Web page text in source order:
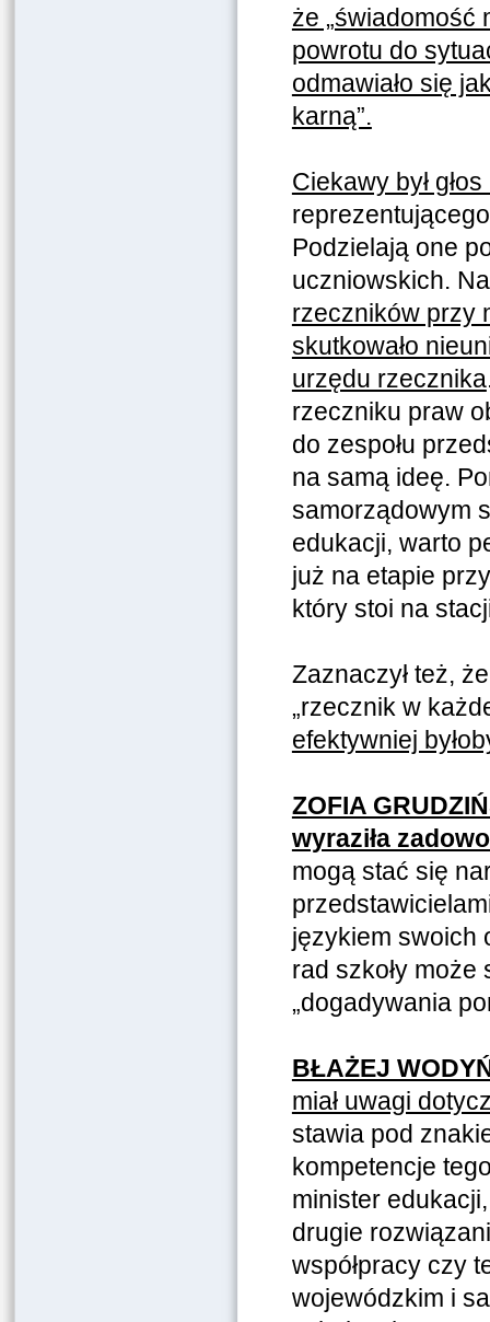
że „świadomość
powrotu do
odmawiało się
karną”.
Ciekawy był głos
Podzielają one
uczniowskich.
rzeczników przy
skutkowało
urzędu rzecznika
rzeczniku praw
do zespołu
na samą ideę.
samorządowym
edukacji, warto
już na etapie
który stoi na
Zaznaczył też,
„rzecznik w
efektywniej
ZOFIA
wyraziła
mogą stać się
językiem swoich
rad szkoły
„dogadywania
BŁAŻEJ
miał uwagi
stawia pod
kompetencje
minister
drugie
współpracy czy
wojewódzkim i